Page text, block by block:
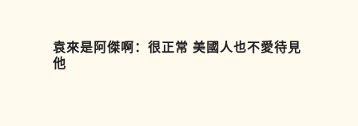
袁來是阿傑啊：很正常 美國人也不愛待見
他